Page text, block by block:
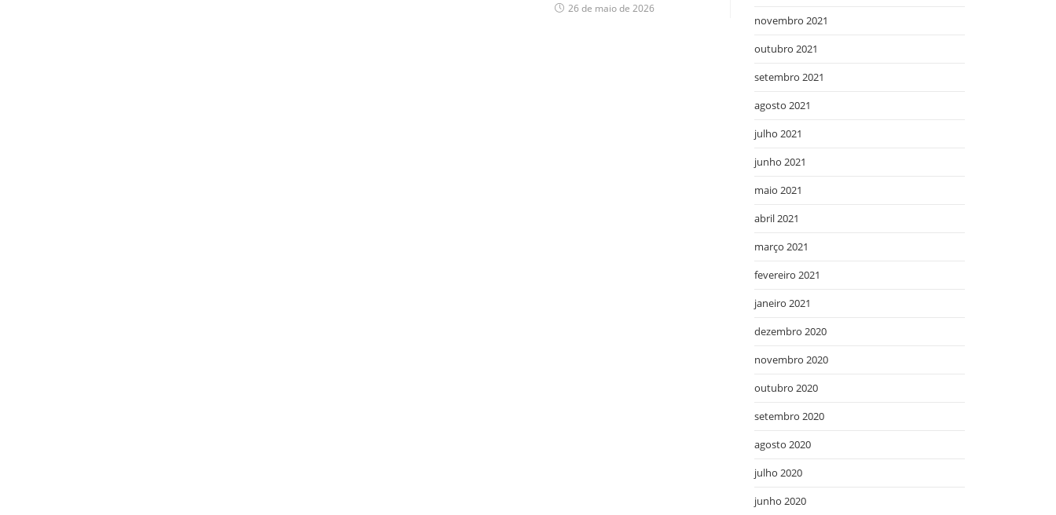
26 de maio de 2026
novembro 2021
outubro 2021
setembro 2021
agosto 2021
julho 2021
junho 2021
maio 2021
abril 2021
março 2021
fevereiro 2021
janeiro 2021
dezembro 2020
novembro 2020
outubro 2020
setembro 2020
agosto 2020
julho 2020
junho 2020